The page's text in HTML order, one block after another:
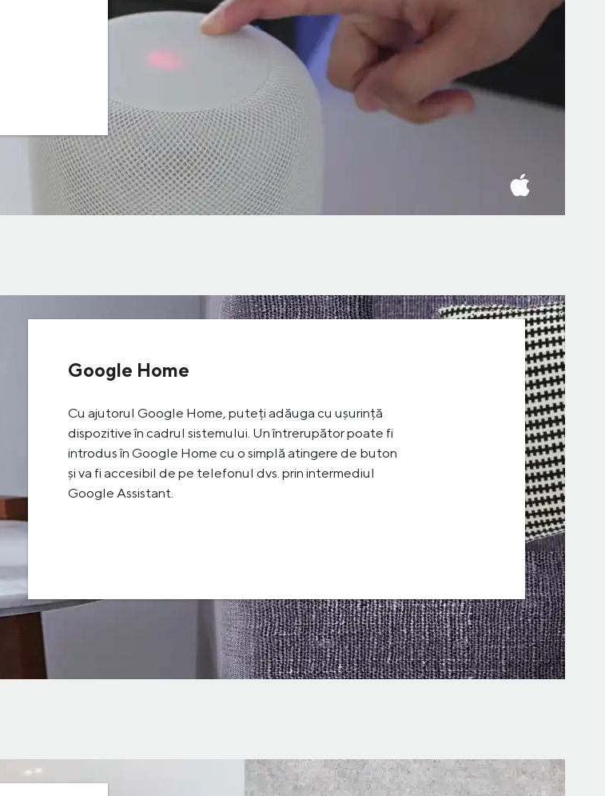
Google Home
Cu ajutorul Google Home, puteți adăuga cu ușurință
dispozitive în cadrul sistemului. Un întrerupător poate fi
introdus în Google Home cu o simplă atingere de buton
și va fi accesibil de pe telefonul dvs. prin intermediul
Google Assistant.